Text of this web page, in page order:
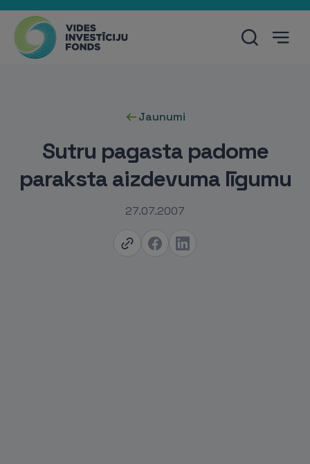
Jaunumi
Sutru pagasta padome
paraksta aizdevuma līgumu
27.07.2007